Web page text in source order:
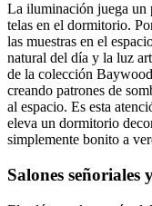
La iluminación juega un
telas en el dormitorio.
las muestras en el
natural del día y la luz
de la colección
creando patrones de
al espacio. Es esta
eleva un dormitorio
simplemente bonito a
Salones señoriales